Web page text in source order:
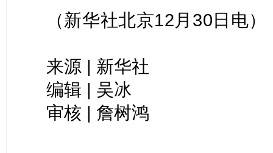
（新华社北京12月30日电）
来源 | 新华社
编辑 | 吴冰
审核 | 詹树鸿